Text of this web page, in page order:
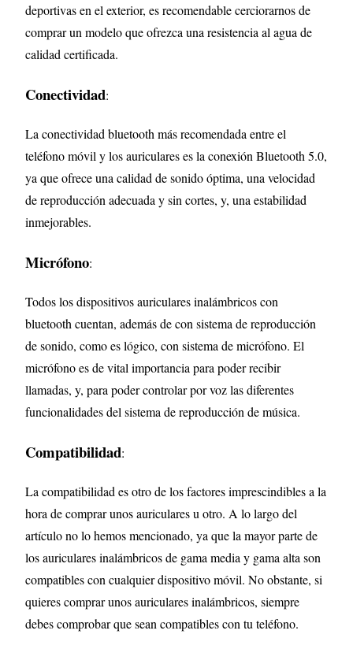
deportivas en el exterior, es recomendable cerciorarnos de
comprar un modelo que ofrezca una resistencia al agua de
calidad certificada.
Conectividad:
La conectividad bluetooth más recomendada entre el
teléfono móvil y los auriculares es la conexión Bluetooth 5.0,
ya que ofrece una calidad de sonido óptima, una velocidad
de reproducción adecuada y sin cortes, y, una estabilidad
inmejorables.
Micrófono:
Todos los dispositivos auriculares inalámbricos con
bluetooth cuentan, además de con sistema de reproducción
de sonido, como es lógico, con sistema de micrófono. El
micrófono es de vital importancia para poder recibir
llamadas, y, para poder controlar por voz las diferentes
funcionalidades del sistema de reproducción de música.
Compatibilidad:
La compatibilidad es otro de los factores imprescindibles a la
hora de comprar unos auriculares u otro. A lo largo del
artículo no lo hemos mencionado, ya que la mayor parte de
los auriculares inalámbricos de gama media y gama alta son
compatibles con cualquier dispositivo móvil. No obstante, si
quieres comprar unos auriculares inalámbricos, siempre
debes comprobar que sean compatibles con tu teléfono.